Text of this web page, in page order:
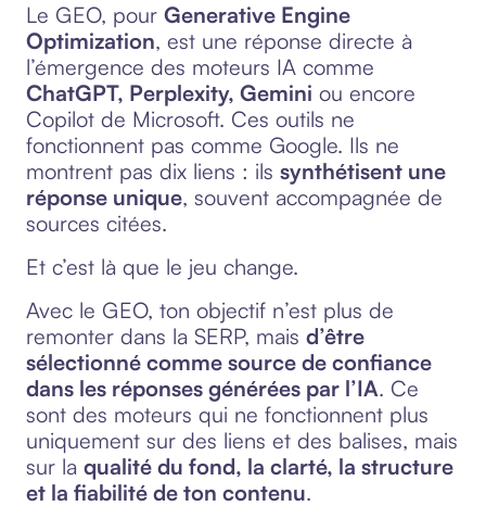
Le GEO, pour Generative Engine
Optimization, est une réponse directe à
l’émergence des moteurs IA comme
ChatGPT, Perplexity, Gemini ou encore
Copilot de Microsoft. Ces outils ne
fonctionnent pas comme Google. Ils ne
montrent pas dix liens : ils synthétisent une
réponse unique, souvent accompagnée de
sources citées.
Et c’est là que le jeu change.
Avec le GEO, ton objectif n’est plus de
remonter dans la SERP, mais d’être
sélectionné comme source de confiance
dans les réponses générées par l’IA. Ce
sont des moteurs qui ne fonctionnent plus
uniquement sur des liens et des balises, mais
sur la qualité du fond, la clarté, la structure
et la fiabilité de ton contenu.